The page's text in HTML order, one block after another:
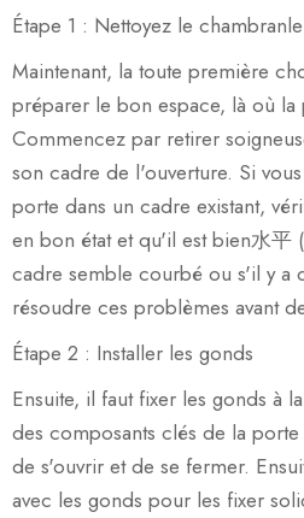
Étape 1 : Nettoyez le
Maintenant, la toute première
préparer le bon espace, là où la
Commencez par retirer
son cadre de l'ouverture. Si
porte dans un cadre existant,
en bon état et qu'il est bien水平
cadre semble courbé ou s'il y a
résoudre ces problèmes avant
Étape 2 : Installer les gonds
Ensuite, il faut fixer les gonds à
des composants clés de la
de s'ouvrir et de se fermer.
avec les gonds pour les fixer